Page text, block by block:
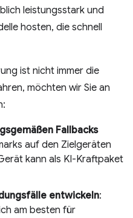
leistungsstark und
hosten, die schnell
ist nicht immer die
möchten wir Sie an
Fallbacks
auf den Zielgeräten
kann als KI-Kraftpaket
entwickeln:
am besten für